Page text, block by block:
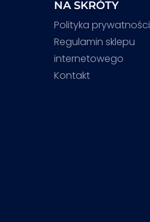
NA SKRÓTY
Polityka prywatności
Regulamin sklepu
internetowego
Kontakt